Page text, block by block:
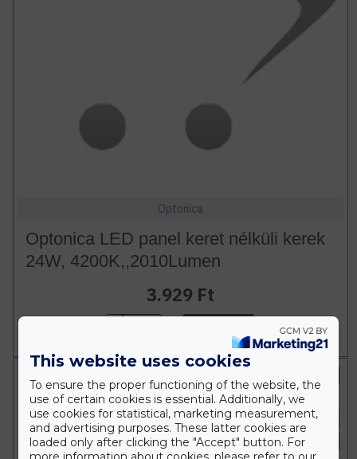
Optonica
Optonica LED panel keret nélküli kerek
24W, 4200K,,2010Lumen
3.929 Ft
Meleg fehér
18 Watt
This website uses cookies
To ensure the proper functioning of the website, the
use of certain cookies is essential. Additionally, we
use cookies for statistical, marketing measurement,
and advertising purposes. These latter cookies are
loaded only after clicking the "Accept" button. For